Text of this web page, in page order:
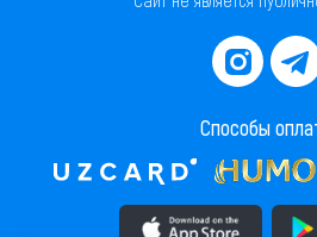
Способы
Скачать приложение в